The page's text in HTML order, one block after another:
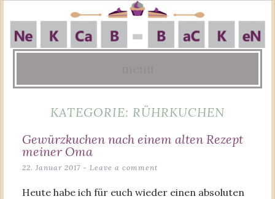
content
KATEGORIE: RÜHRKUCHEN
Gewürzkuchen nach einem alten Rezept
meiner Oma
22. Januar 2017 Leave a comment
Heute habe ich für euch wieder einen absoluten